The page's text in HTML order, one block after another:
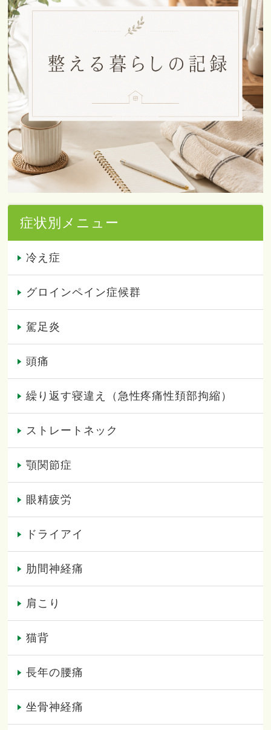
症状別メニュー
冷え症
グロインペイン症候群
駕足炎
頭痛
繰り返す寝違え（急性疼痛性頚部拘縮）
ストレートネック
顎関節症
眼精疲労
ドライアイ
肋間神経痛
肩こり
猫背
長年の腰痛
坐骨神経痛